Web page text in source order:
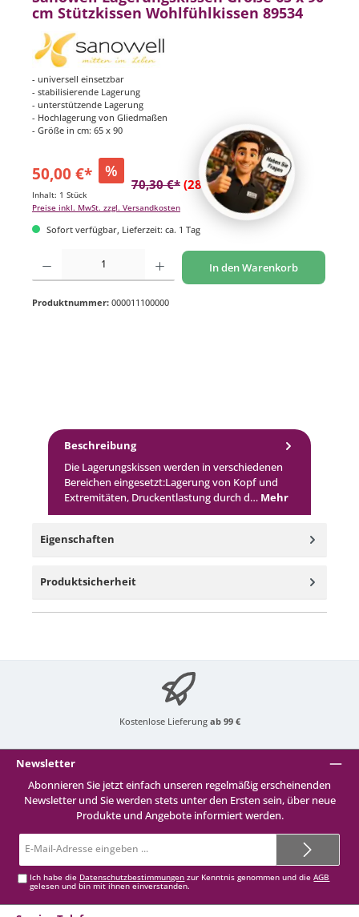
cm Stützkissen Wohlfühlkissen 89534
- universell einsetzbar
- stabilisierende Lagerung
- unterstützende Lagerung
- Hochlagerung von Gliedmaßen
- Größe in cm: 65 x 90
50,00 €* %
70,30 €* (28.88% gespart)
Inhalt: 1 Stück
Preise inkl. MwSt. zzgl. Versandkosten
Sofort verfügbar, Lieferzeit: ca. 1 Tag
Produkt Anzahl: Gib den gewünschten Wert ein oder benutze die Schaltflächen um
In den Warenkorb
Produktnummer: 000011100000
Beschreibung
Die Lagerungskissen werden in verschiedenen
Bereichen eingesetzt:Lagerung von Kopf und
Extremitäten, Druckentlastung durch d… Mehr
Eigenschaften
Produktsicherheit
Kostenlose Lieferung ab 99 €
Newsletter
Abonnieren Sie jetzt einfach unseren regelmäßig erscheinenden
Newsletter und Sie werden stets unter den Ersten sein, über neue
Produkte und Angebote informiert werden.
Mail-
Ich habe die Datenschutzbestimmungen zur Kenntnis genommen und dieAGB
gelesen und bin mit ihnen einverstanden.